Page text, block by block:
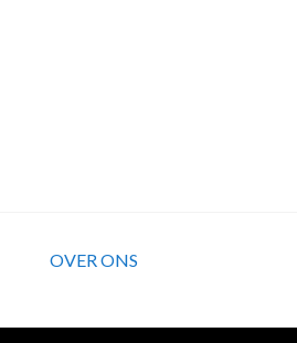
OVER ONS